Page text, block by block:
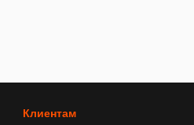
Клиентам